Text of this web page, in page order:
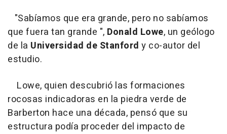
"Sabíamos que era grande, pero no sabíamos
que fuera tan grande ", Donald Lowe, un geólogo
de la Universidad de Stanford y co-autor del
estudio.
Lowe, quien descubrió las formaciones
rocosas indicadoras en la piedra verde de
Barberton hace una década, pensó que su
estructura podía proceder del impacto de